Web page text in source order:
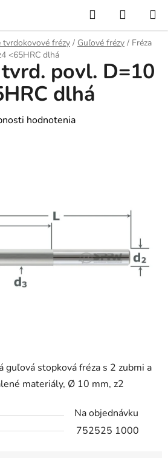
Hľadať
KOŠÍK
tvrdokovové frézy / Guľové frézy / Fréza
<65HRC dlhá
guľová stopková fréza s 2 zubmi a
materiály, Ø 10 mm, z2
Na objednávku
752525 1000
povl. D=10
dlhá
hodnotenia